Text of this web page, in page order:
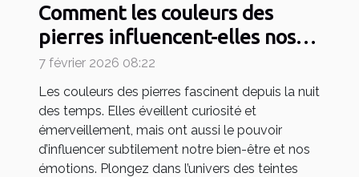
Comment les couleurs des
pierres influencent-elles nos
émotions ?
7 février 2026 08:22
Les couleurs des pierres fascinent depuis la nuit
des temps. Elles éveillent curiosité et
émerveillement, mais ont aussi le pouvoir
d’influencer subtilement notre bien-être et nos
émotions. Plongez dans l’univers des teintes